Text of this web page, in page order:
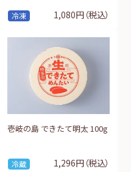
冷凍 1,080円（税込）
冷蔵
壱岐の島 できたて明太 100g
1,296円（税込）